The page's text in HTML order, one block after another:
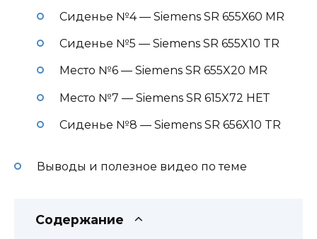
Сиденье №4 — Siemens SR 655X60 MR
Сиденье №5 — Siemens SR 655X10 TR
Место №6 — Siemens SR 655X20 MR
Место №7 — Siemens SR 615X72 НЕТ
Сиденье №8 — Siemens SR 656X10 TR
Выводы и полезное видео по теме
Содержание